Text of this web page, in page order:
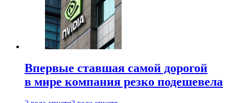
Впервые ставшая самой дорогой
в мире компания резко подешевела